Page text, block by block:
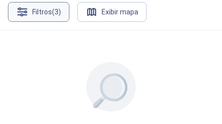
Filtros(3) Exibir mapa